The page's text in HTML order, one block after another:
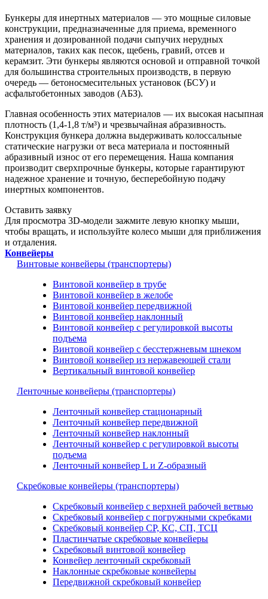
Бункеры для инертных материалов — это мощные силовые
конструкции, предназначенные для приема, временного
хранения и дозированной подачи сыпучих нерудных
материалов, таких как песок, щебень, гравий, отсев и
керамзит. Эти бункеры являются основой и отправной точкой
для большинства строительных производств, в первую
очередь — бетоносмесительных установок (БСУ) и
асфальтобетонных заводов (АБЗ).
Главная особенность этих материалов — их высокая насыпная
плотность (1,4-1,8 т/м³) и чрезвычайная абразивность.
Конструкция бункера должна выдерживать колоссальные
статические нагрузки от веса материала и постоянный
абразивный износ от его перемещения. Наша компания
производит сверхпрочные бункеры, которые гарантируют
надежное хранение и точную, бесперебойную подачу
инертных компонентов.
Оставить заявку
Для просмотра 3D-модели зажмите левую кнопку мыши,
чтобы вращать, и используйте колесо мыши для приближения
и отдаления.
Конвейеры
Винтовые конвейеры (транспортеры)
Винтовой конвейер в трубе
Винтовой конвейер в желобе
Винтовой конвейер передвижной
Винтовой конвейер наклонный
Винтовой конвейер с регулировкой высоты
подъема
Винтовой конвейер с бесстержневым шнеком
Винтовой конвейер из нержавеющей стали
Вертикальный винтовой конвейер
Ленточные конвейеры (транспортеры)
Ленточный конвейер стационарный
Ленточный конвейер передвижной
Ленточный конвейер наклонный
Ленточный конвейер с регулировкой высоты
подъема
Ленточный конвейер L и Z-образный
Скребковые конвейеры (транспортеры)
Скребковый конвейер с верхней рабочей ветвью
Скребковый конвейер с погружными скребками
Скребковый конвейер СР, КС, СП, ТСЦ
Пластинчатые скребковые конвейеры
Скребковый винтовой конвейер
Конвейер ленточный скребковый
Наклонные скребковые конвейеры
Передвижной скребковый конвейер